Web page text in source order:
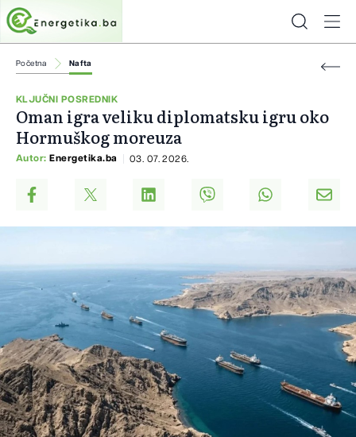
Početna Nafta
KLJUČNI POSREDNIK
Oman igra veliku diplomatsku igru oko
Hormuškog moreuza
Autor: Energetika.ba 03. 07. 2026.